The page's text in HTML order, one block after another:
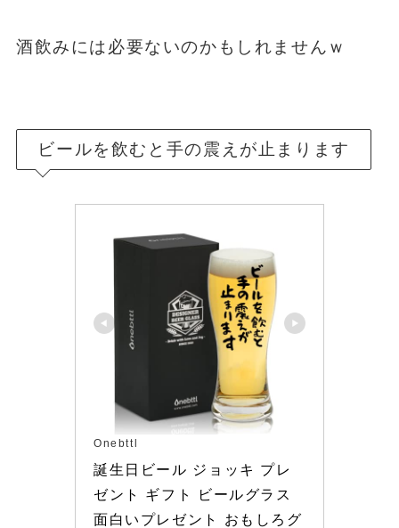
酒飲みには必要ないのかもしれませんｗ
ビールを飲むと手の震えが止まります
Onebttl
誕生日ビール ジョッキ プレ
ゼント ギフト ビールグラス
面白いプレゼント おもしろグ